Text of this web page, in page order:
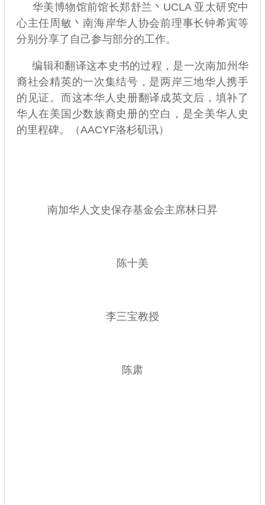
华美博物馆前馆长郑舒兰丶UCLA 亚太研究中
心主任周敏丶南海岸华人协会前理事长钟希寅等
分别分享了自己参与部分的工作。
编辑和翻译这本史书的过程，是一次南加州华
裔社会精英的一次集结号，是两岸三地华人携手
的见证。而这本华人史册翻译成英文后，填补了
华人在美国少数族裔史册的空白，是全美华人史
的里程碑。（AACYF洛杉矶讯）
南加华人文史保存基金会主席林日昇
陈十美
李三宝教授
陈肃